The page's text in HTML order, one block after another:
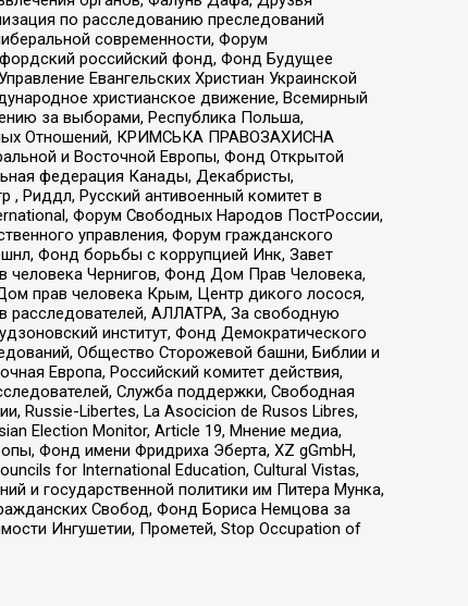
по расследованию преследований
современности, Форум
российский фонд, Фонд Будущее
Евангельских Христиан Украинской
христианское движение, Всемирный
за выборами, Республика Польша,
Отношений, КРИМСЬКА ПРАВОЗАХИСНА
и Восточной Европы, Фонд Открытой
федерация Канады, Декабристы,
Риддл, Русский антивоенный комитет в
Форум Свободных Народов ПостРоссии,
управления, Форум гражданского
Фонд борьбы с коррупцией Инк, Завет
человека Чернигов, Фонд Дом Прав Человека,
прав человека Крым, Центр дикого лосося,
расследователей, АЛЛАТРА, За свободную
институт, Фонд Демократического
Общество Сторожевой башни, Библии и
Европа, Российский комитет действия,
Служба поддержки, Свободная
Russie-Libertes, La Asocicion de Rusos Libres,
Election Monitor, Article 19, Мнение медиа,
Фонд имени Фридриха Эберта, XZ gGmbH,
for International Education, Cultural Vistas,
и государственной политики им Питера Мунка,
Свобод, Фонд Бориса Немцова за
Ингушетии, Прометей, Stop Occupation of